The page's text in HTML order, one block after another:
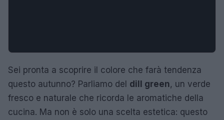
Sei pronta a scoprire il colore che farà tendenza
questo autunno? Parliamo del dill green, un verde
fresco e naturale che ricorda le aromatiche della
cucina. Ma non è solo una scelta estetica: questo